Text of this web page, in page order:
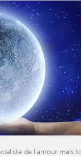
de l’amour